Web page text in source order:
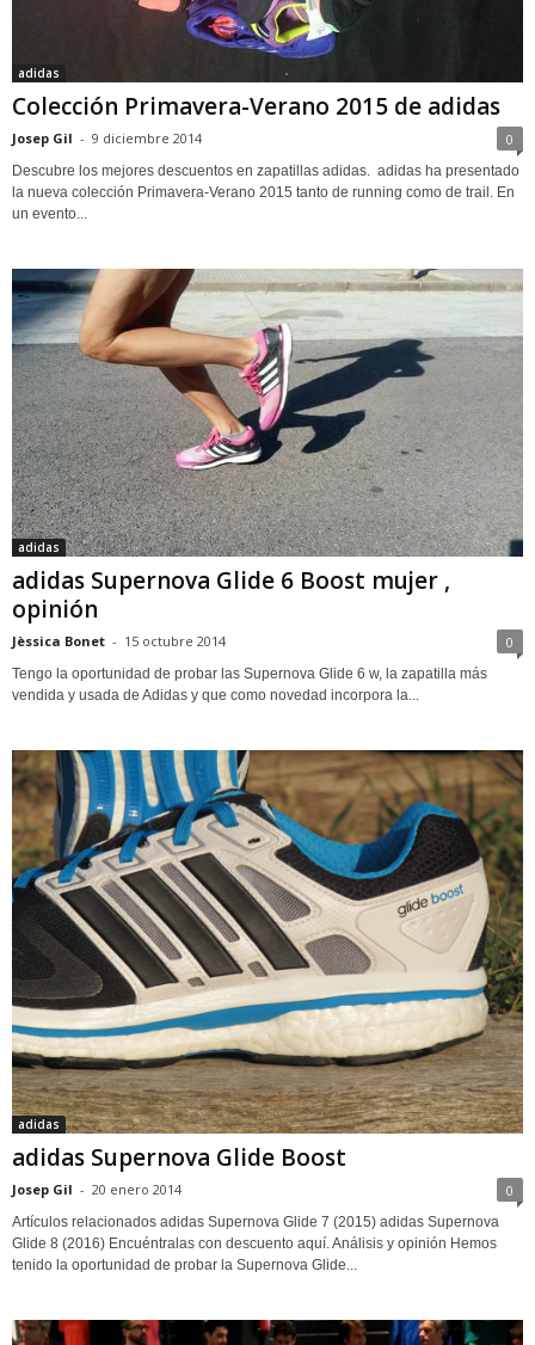
adidas
Colección Primavera-Verano 2015 de adidas
Josep Gil - 9 diciembre 2014 0
Descubre los mejores descuentos en zapatillas adidas. adidas ha presentado
la nueva colección Primavera-Verano 2015 tanto de running como de trail. En
un evento...
adidas
adidas Supernova Glide 6 Boost mujer ,
opinión
Jèssica Bonet - 15 octubre 2014 0
Tengo la oportunidad de probar las Supernova Glide 6 w, la zapatilla más
vendida y usada de Adidas y que como novedad incorpora la...
adidas
adidas Supernova Glide Boost
Josep Gil - 20 enero 2014 0
Artículos relacionados adidas Supernova Glide 7 (2015) adidas Supernova
Glide 8 (2016) Encuéntralas con descuento aquí. Análisis y opinión Hemos
tenido la oportunidad de probar la Supernova Glide...